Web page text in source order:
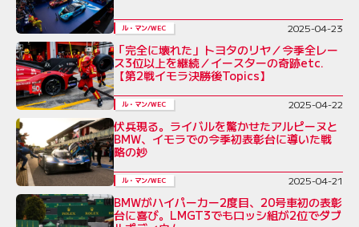
ル・マン/WEC 2025-04-23
「完全に壊れた」トヨタのリヤ／今季全レー
ス3位以上を継続／イースターの奇跡etc.
【第2戦イモラ決勝後Topics】
ル・マン/WEC 2025-04-22
伏兵現る。ライバルを驚かせたアルピーヌと
BMW、イモラでの今季初表彰台に導いた戦
略の妙
ル・マン/WEC 2025-04-21
BMWがハイパーカー2度目、20号車初の表彰
台に喜び。LMGT3でもロッシ組が2位でダブ